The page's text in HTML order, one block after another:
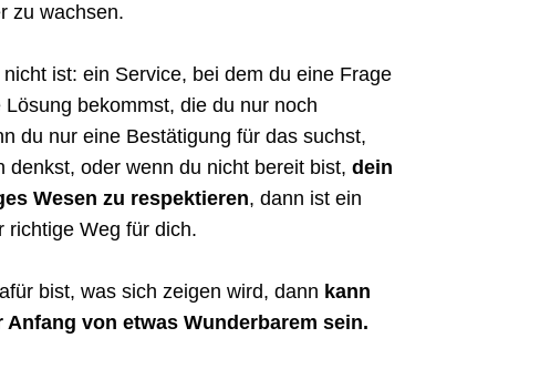
zu wachsen.
ist: ein Service, bei dem du eine Frage
bekommst, die du nur noch
du nur eine Bestätigung für das suchst,
denkst, oder wenn du nicht bereit bist, dein
Wesen zu respektieren, dann ist ein
richtige Weg für dich.
bist, was sich zeigen wird, dann kann
von etwas Wunderbarem sein.